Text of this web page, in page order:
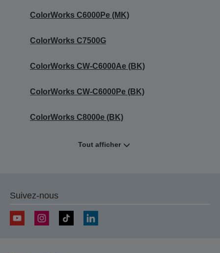
ColorWorks C6000Pe (MK)
ColorWorks C7500G
ColorWorks CW-C6000Ae (BK)
ColorWorks CW-C6000Pe (BK)
ColorWorks C8000e (BK)
Tout afficher
Suivez-nous